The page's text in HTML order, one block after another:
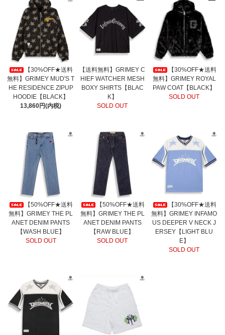
【30%OFF★送料
無料】GRIMEY MUD'S T
HE RESIDENCE ZIPUP
HOODIE【BLACK】
13,860円(内税)
【送料無料】GRIMEY C
HIEF WATCHER MESH
BOXY SHIRTS【BLAC
K】
SOLD OUT
【30%OFF★送料
無料】GRIMEY ROYAL
PAW COAT【BLACK】
SOLD OUT
【50%OFF★送料
無料】GRIMEY THE PL
ANET DENIM PANTS
【WASH BLUE】
SOLD OUT
【50%OFF★送料
無料】GRIMEY THE PL
ANET DENIM PANTS
【RAW BLUE】
SOLD OUT
【30%OFF★送料
無料】GRIMEY INFAMO
US DEEPER V NECK J
ERSEY【LIGHT BLU
E】
SOLD OUT